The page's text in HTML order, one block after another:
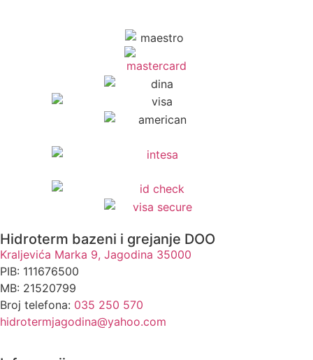
Hidroterm bazeni i grejanje DOO
Kraljevića Marka 9, Jagodina 35000
PIB: 111676500
MB: 21520799
Broj telefona: 035 250 570
hidrotermjagodina@yahoo.com